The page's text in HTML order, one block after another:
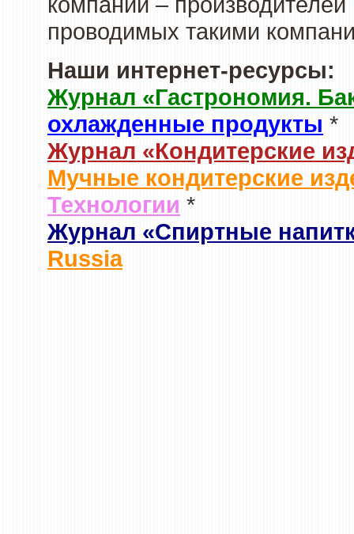
проводимых такими
Наши интернет-ресурсы:
Журнал «Гастрономия.
охлажденные продукты *
Журнал «Кондитерские
Мучные кондитерские
Технологии *
Журнал «Спиртные
Russia